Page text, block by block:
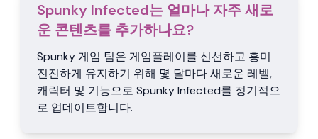
Spunky Infected는 얼마나 자주 새로
운 콘텐츠를 추가하나요?
Spunky 게임 팀은 게임플레이를 신선하고 흥미
진진하게 유지하기 위해 몇 달마다 새로운 레벨,
캐릭터 및 기능으로 Spunky Infected를 정기적으
로 업데이트합니다.